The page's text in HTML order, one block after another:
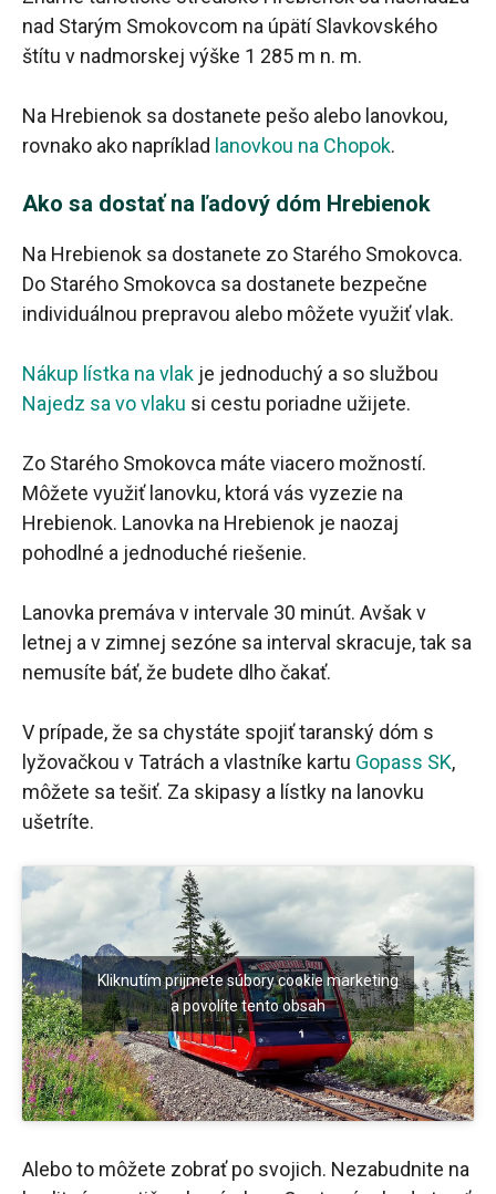
nad Starým Smokovcom na úpätí Slavkovského
štítu v nadmorskej výške 1 285 m n. m.
Na Hrebienok sa dostanete pešo alebo lanovkou,
rovnako ako napríklad lanovkou na Chopok.
Ako sa dostať na ľadový dóm Hrebienok
Na Hrebienok sa dostanete zo Starého Smokovca.
Do Starého Smokovca sa dostanete bezpečne
individuálnou prepravou alebo môžete využiť vlak.
Nákup lístka na vlak je jednoduchý a so službou
Najedz sa vo vlaku si cestu poriadne užijete.
Zo Starého Smokovca máte viacero možností.
Môžete využiť lanovku, ktorá vás vyzezie na
Hrebienok. Lanovka na Hrebienok je naozaj
pohodlné a jednoduché riešenie.
Lanovka premáva v intervale 30 minút. Avšak v
letnej a v zimnej sezóne sa interval skracuje, tak sa
nemusíte báť, že budete dlho čakať.
V prípade, že sa chystáte spojiť taranský dóm s
lyžovačkou v Tatrách a vlastníke kartu Gopass SK,
môžete sa tešiť. Za skipasy a lístky na lanovku
ušetríte.
Kliknutím prijmete súbory cookie marketing
a povolíte tento obsah
Alebo to môžete zobrať po svojich. Nezabudnite na